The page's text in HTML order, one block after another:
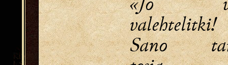
valehtelitki!
Sano